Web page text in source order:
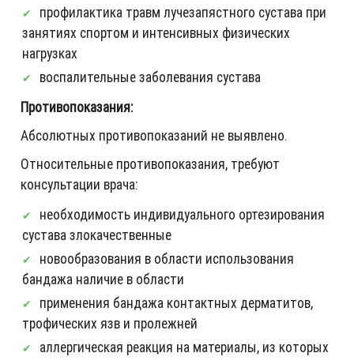
профилактика травм лучезапястного сустава при
занятиях спортом и интенсивных физических
нагрузках
воспалительные заболевания сустава
Противопоказания:
Абсолютных противопоказаний не выявлено.
Относительные противопоказания, требуют
консультации врача:
необходимость индивидуального ортезирования
сустава злокачественные
новообразования в области использования
бандажа наличие в области
применения бандажа контактных дерматитов,
трофических язв и пролежней
аллергическая реакция на материалы, из которых